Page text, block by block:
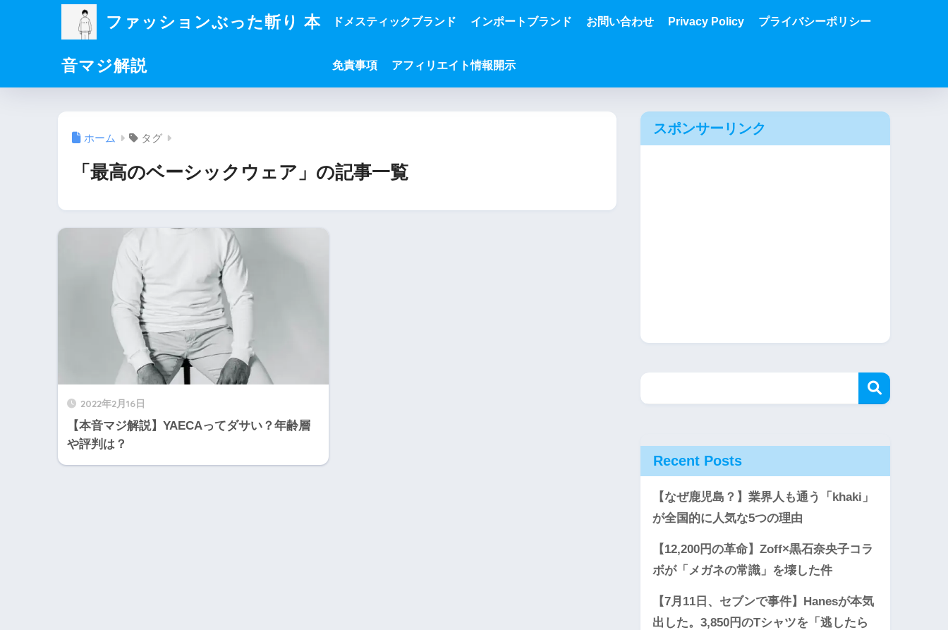
ファッションぶった斬り 本
音マジ解説
ドメスティックブランド インポートブランド お問い合わせ Privacy Policy プライバシーポリシー
免責事項 アフィリエイト情報開示
ホーム タグ
「最高のベーシックウェア」の記事一覧
2022年2月16日
【本音マジ解説】YAECAってダサい？年齢層
や評判は？
スポンサーリンク
Recent Posts
【なぜ鹿児島？】業界人も通う「khaki」
が全国的に人気な5つの理由
【12,200円の革命】Zoff×黒石奈央子コラ
ボが「メガネの常識」を壊した件
【7月11日、セブンで事件】Hanesが本気
出した。3,850円のTシャツを「逃したら